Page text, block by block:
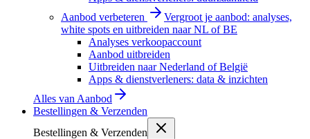
Aanbod verbeteren
Vergroot je aanbod: analyses,
white spots en uitbreiden naar NL of BE
Analyses verkoopaccount
Aanbod uitbreiden
Uitbreiden naar Nederland of België
Apps & dienstverleners: data & inzichten
Alles van Aanbod
Bestellingen & Verzenden
Bestellingen & Verzenden